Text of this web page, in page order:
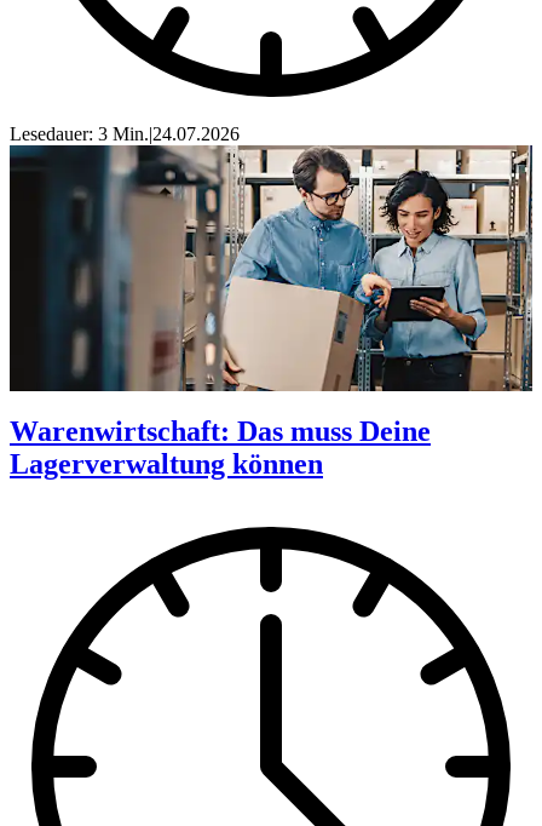
Lesedauer: 3 Min.|24.07.2026
Warenwirtschaft: Das muss Deine
Lagerverwaltung können